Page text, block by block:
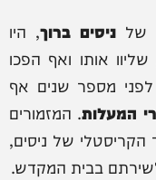
של ניסים ברוך, היו
אותו ואף הפכו
מספר שנים אף
. המזמורים
הקריסטלי של ניסים,
בבית המקדש.